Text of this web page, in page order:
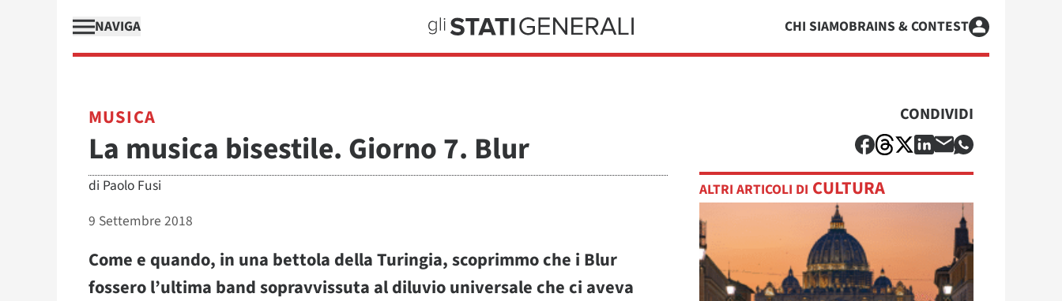
NAVIGA CHI SIAMOBRAINS & CONTEST
MUSICA
La musica bisestile. Giorno 7. Blur
di Paolo Fusi
9 Settembre 2018
Come e quando, in una bettola della Turingia, scoprimmo che i Blur
fossero l’ultima band sopravvissuta al diluvio universale che ci aveva
CONDIVIDI
ALTRI ARTICOLI DI CULTURA